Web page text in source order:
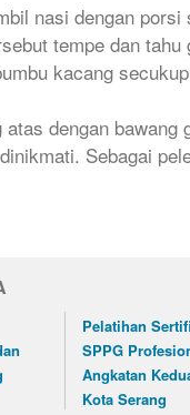
nasi dengan porsi
tempe dan
kacang
dengan
Sebagai
Pelatihan
SPPG
Angkatan
Kota Serang